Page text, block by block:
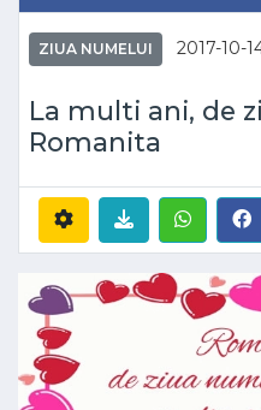
ZIUA NUMELUI 2017-10-
La multi ani, de
Romanita